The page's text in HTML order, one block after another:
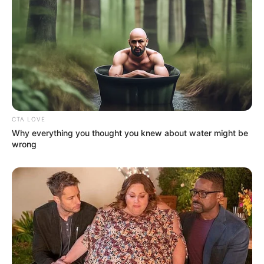
💠 A cobrança de transparência sobre a aplicação dos repasses
federais;
💠 A exigência de retratação pública sobre informações
consideradas equivocadas;
💠 A reivindicação de cumprimento integral da decisão judicial.
Atuação institucional
O MPT informou que, diante da negativa de acordo
por parte
sentença. O órgão poderá atuar comofiscal da leidurante o
CTA LOVE
Why everything you thought you knew about water might be
wrong